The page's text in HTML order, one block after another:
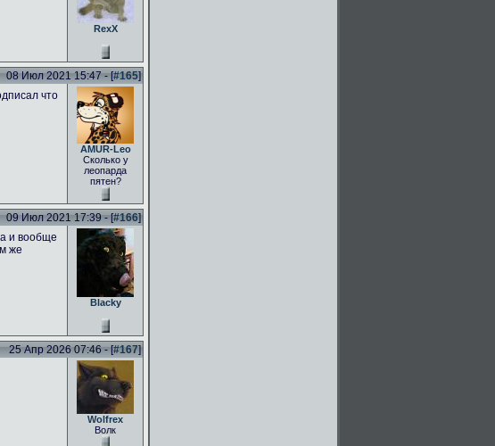
RexX
08 Июл 2021 15:47 - [#165]
что
AMUR-Leo
Сколько у
леопарда
пятен?
09 Июл 2021 17:39 - [#166]
и вообще
же
Blacky
25 Апр 2026 07:46 - [#167]
Wolfrex
Волк